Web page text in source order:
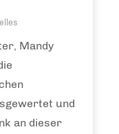
Mandy
und
an dieser